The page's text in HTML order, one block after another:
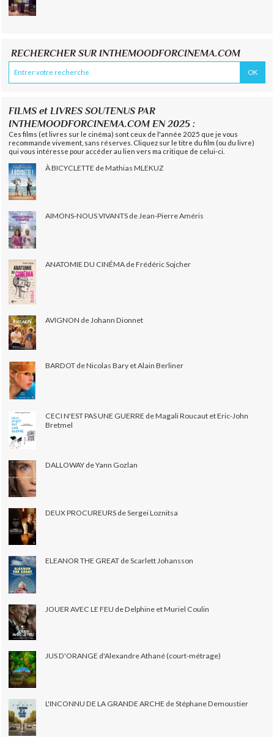
RECHERCHER SUR INTHEMOODFORCINEMA.COM
FILMS et LIVRES SOUTENUS PAR
INTHEMOODFORCINEMA.COM EN 2025 :
Ces films (et livres sur le cinéma) sont ceux de l'année 2025 que je vous
recommande vivement, sans réserves. Cliquez sur le titre du film (ou du livre)
qui vous intéresse pour accéder au lien vers ma critique de celui-ci.
À BICYCLETTE de Mathias MLEKUZ
AIMONS-NOUS VIVANTS de Jean-Pierre Améris
ANATOMIE DU CINÉMA de Frédéric Sojcher
AVIGNON de Johann Dionnet
BARDOT de Nicolas Bary et Alain Berliner
CECI N'EST PAS UNE GUERRE de Magali Roucaut et Eric-John
Bretmel
DALLOWAY de Yann Gozlan
DEUX PROCUREURS de Sergei Loznitsa
ELEANOR THE GREAT de Scarlett Johansson
JOUER AVEC LE FEU de Delphine et Muriel Coulin
JUS D'ORANGE d'Alexandre Athané (court-métrage)
L'INCONNU DE LA GRANDE ARCHE de Stéphane Demoustier